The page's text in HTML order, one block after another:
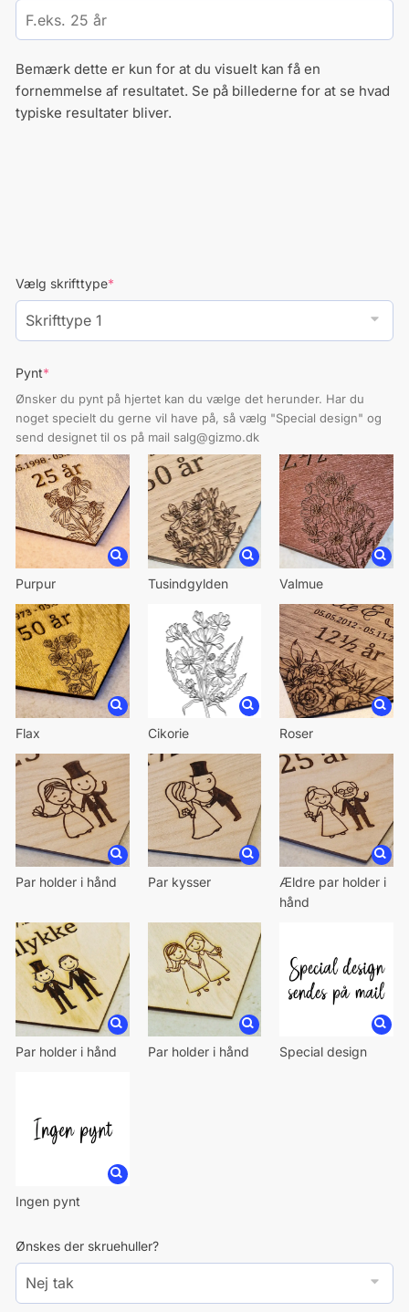
Bemærk dette er kun for at du visuelt kan få en
fornemmelse af resultatet. Se på billederne for at se hvad
typiske resultater bliver.
Vælg skrifttype*
Pynt*
Ønsker du pynt på hjertet kan du vælge det herunder. Har du
noget specielt du gerne vil have på, så vælg "Special design" og
send designet til os på mail salg@gizmo.dk
Purpur Tusindgylden Valmue
Flax Cikorie Roser
Par holder i hånd Par kysser
Ældre par holder i
hånd
Par holder i hånd Par holder i hånd Special design
Ingen pynt
Ønskes der skruehuller?